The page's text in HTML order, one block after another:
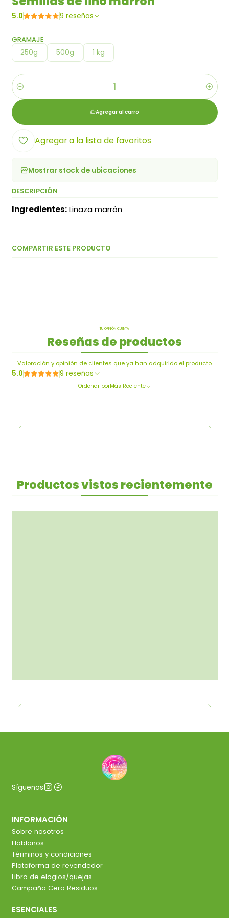
5.0 9 reseñas
GRAMAJE
250g 500g 1 kg
Cantidad
Agregar al carro
Agregar a la lista de favoritos
Mostrar stock de ubicaciones
DESCRIPCIÓN
Ingredientes:Linaza marrón
COMPARTIR ESTE PRODUCTO
TU OPINIÓN CUENTA
Reseñas de productos
Valoración y opinión de clientes que ya han adquirido el producto
5.0 9 reseñas
Ordenar porMás Reciente
Productos vistos recientemente
Síguenos
INFORMACIÓN
Sobre nosotros
Háblanos
Términos y condiciones
Plataforma de revendedor
Libro de elogios/quejas
Campaña Cero Residuos
ESENCIALES